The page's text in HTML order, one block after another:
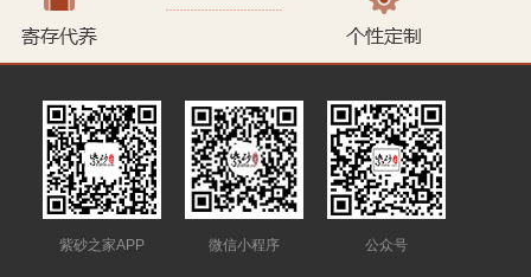
紫砂之家APP 微信小程序 公众号